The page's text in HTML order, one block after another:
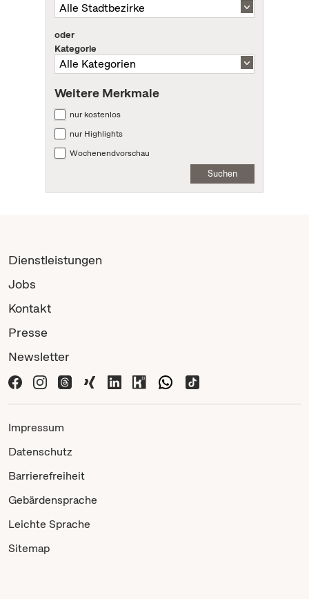
oder
Kategorie
Weitere Merkmale
nur kostenlos
nur Highlights
Wochenendvorschau
Suchen
Dienstleistungen
Jobs
Kontakt
Presse
Newsletter
Impressum
Datenschutz
Barrierefreiheit
Gebärdensprache
Leichte Sprache
Sitemap